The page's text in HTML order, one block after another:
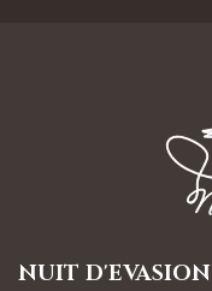
NUIT D'EVASION